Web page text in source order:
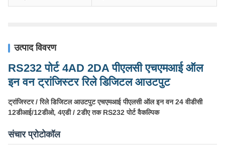
उत्पाद विवरण
RS232 पोर्ट 4AD 2DA पीएलसी एचएमआई ऑल
इन वन ट्रांजिस्टर रिले डिजिटल आउटपुट
ट्रांजिस्टर / रिले डिजिटल आउटपुट एचएमआई पीएलसी ऑल इन वन 24 वीडीसी
12डीआई/12डीओ, 4एडी / 2डीए तक RS232 पोर्ट वैकल्पिक
संचार प्रोटोकॉल